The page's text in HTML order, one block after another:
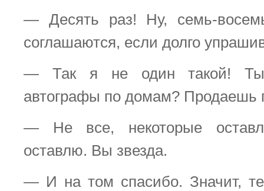
— Десять раз! Ну, семь-
соглашаются, если долго
— Так я не один такой! Ты
автографы по домам? Продаешь
— Не все, некоторые
оставлю. Вы звезда.
— И на том спасибо. Значит,